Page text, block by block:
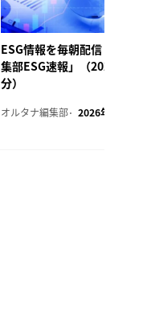
ESG情報を毎朝配信「オル
集部ESG速報」（2026年8
分）
オルタナ編集部 2026年8月7日